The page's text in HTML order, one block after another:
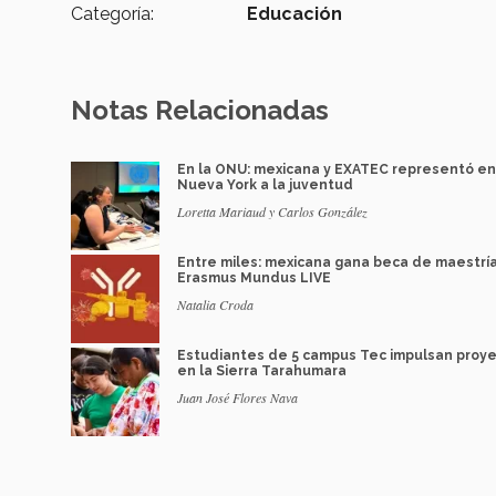
Categoría:
Educación
Notas Relacionadas
En la ONU: mexicana y EXATEC representó en
Nueva York a la juventud
Loretta Mariaud y Carlos González
Entre miles: mexicana gana beca de maestría
Erasmus Mundus LIVE
Natalia Croda
Estudiantes de 5 campus Tec impulsan
en la Sierra Tarahumara
Juan José Flores Nava